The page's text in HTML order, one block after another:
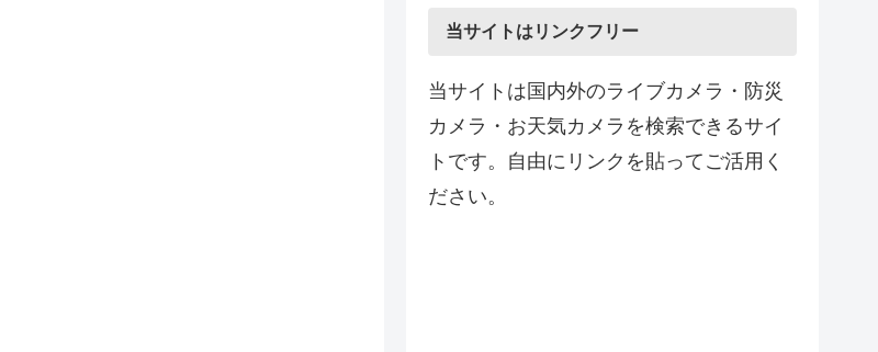
当サイトはリンクフリー
当サイトは国内外のライブカメラ・防災
カメラ・お天気カメラを検索できるサイ
トです。自由にリンクを貼ってご活用く
ださい。